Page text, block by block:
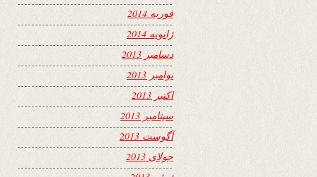
فوریه 2014
ژانویه 2014
دسامبر 2013
نوامبر 2013
اکتبر 2013
سپتامبر 2013
آگوست 2013
جولای 2013